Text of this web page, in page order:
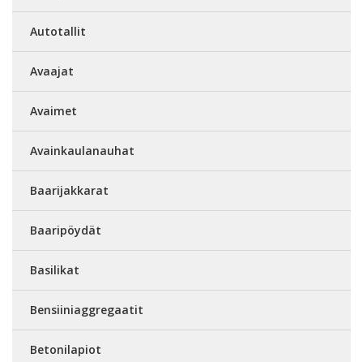
Autotallit
Avaajat
Avaimet
Avainkaulanauhat
Baarijakkarat
Baaripöydät
Basilikat
Bensiiniaggregaatit
Betonilapiot